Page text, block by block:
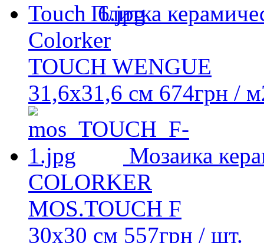
Плитка
Colorker
TOUCH WENGUE
31,6x31,6 см 674грн /
Мозаика
COLORKER
MOS.TOUCH F
30х30 см 557грн / шт.